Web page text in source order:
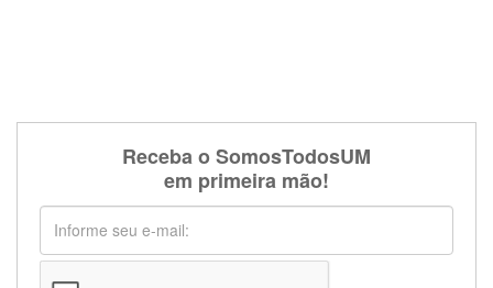
Receba o SomosTodosUM
em primeira mão!